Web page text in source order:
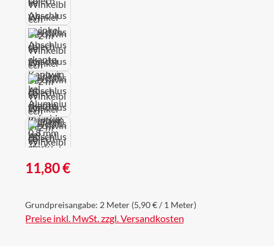
Regulärer Preis:
11,80 €
Grundpreisangabe: 2 Meter (5,90 € / 1 Meter)
Preise inkl. MwSt. zzgl. Versandkosten